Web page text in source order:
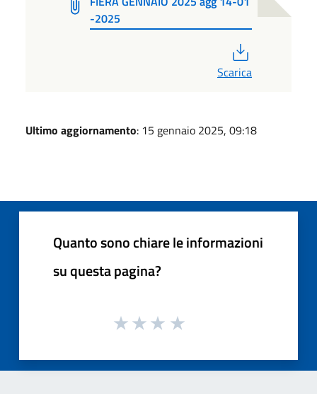
-2025
Scarica
Ultimo aggiornamento: 15 gennaio 2025, 09:18
Quanto sono chiare le informazioni
su questa pagina?